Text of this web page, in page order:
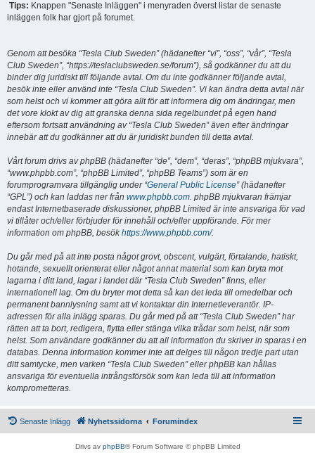
Tips: Knappen "Senaste Inläggen" i menyraden överst listar de senaste
inläggen folk har gjort på forumet.
Genom att besöka “Tesla Club Sweden” (hädanefter “vi”, “oss”, “vår”, “Tesla
Club Sweden”, “https://teslaclubsweden.se/forum”), så godkänner du att du
binder dig juridiskt till följande avtal. Om du inte godkänner följande avtal,
besök inte eller använd inte “Tesla Club Sweden”. Vi kan ändra detta avtal när
som helst och vi kommer att göra allt för att informera dig om ändringar, men
det vore klokt av dig att granska denna sida regelbundet på egen hand
eftersom fortsatt användning av “Tesla Club Sweden” även efter ändringar
innebär att du godkänner att du är juridiskt bunden till detta avtal.
Vårt forum drivs av phpBB (hädanefter “de”, “dem”, “deras”, “phpBB mjukvara”,
“www.phpbb.com”, “phpBB Limited”, “phpBB Teams”) som är en
forumprogramvara tillgänglig under “General Public License” (hädanefter
“GPL”) och kan laddas ner från www.phpbb.com. phpBB mjukvaran främjar
endast Internetbaserade diskussioner, phpBB Limited är inte ansvariga för vad
vi tillåter och/eller förbjuder för innehåll och/eller uppförande. För mer
information om phpBB, besökhttps://www.phpbb.com/.
Du går med på att inte posta något grovt, obscent, vulgärt, förtalande, hatiskt,
hotande, sexuellt orienterat eller något annat material som kan bryta mot
lagarna i ditt land, lagar i landet där “Tesla Club Sweden” finns, eller
internationell lag. Om du bryter mot detta så kan det leda till omedelbar och
permanent bannlysning samt att vi kontaktar din Internetleverantör. IP-
adressen för alla inlägg sparas. Du går med på att “Tesla Club Sweden” har
rätten att ta bort, redigera, flytta eller stänga vilka trådar som helst, när som
helst. Som användare godkänner du att all information du skriver in sparas i en
databas. Denna information kommer inte att delges till någon tredje part utan
ditt samtycke, men varken “Tesla Club Sweden” eller phpBB kan hållas
ansvariga för eventuella intrångsförsök som kan leda till att information
komprometteras.
Senaste Inlägg Nyhetssidorna Forumindex
Drivs av phpBB® Forum Software © phpBB Limited